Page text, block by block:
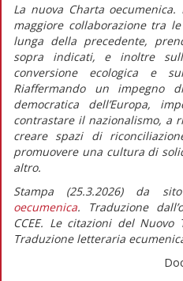
La nuova Charta
maggiore collaborazione tra
lunga della precedente,
sopra indicati, e inoltre
conversione ecologica e
Riaffermando un impegno
democratica dell’Europa,
contrastare il nazionalismo, a
creare spazi di
promuovere una cultura di
altro.
Stampa (25.3.2026) da
oecumenica. Traduzione
CCEE. Le citazioni del
Traduzione letteraria